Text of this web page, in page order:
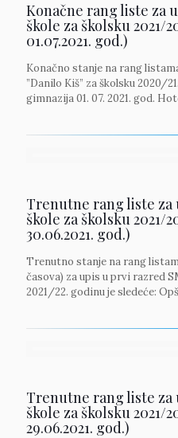
Konačne rang liste za
škole za školsku 2021/
01.07.2021. god.)
Konačno stanje na rang
”Danilo Kiš” za školsku 2020/
gimnazija 01. 07. 2021. god.
Trenutne rang liste za
škole za školsku 2021/
30.06.2021. god.)
Trenutno stanje na rang
časova) za upis u prvi razred
2021/22. godinu je sledeće:
Trenutne rang liste za
škole za školsku 2021/
29.06.2021. god.)